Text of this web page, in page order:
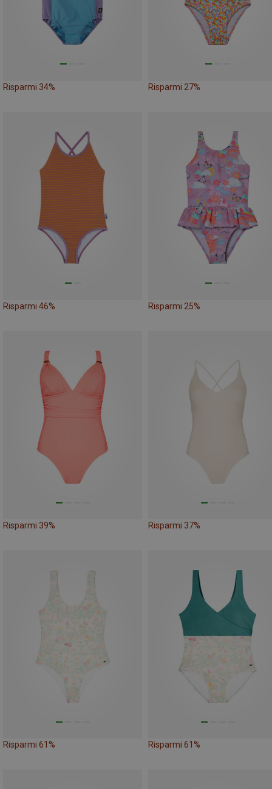
Risparmi 34% Risparmi 27%
Risparmi 46% Risparmi 25%
Risparmi 39% Risparmi 37%
Risparmi 61% Risparmi 61%